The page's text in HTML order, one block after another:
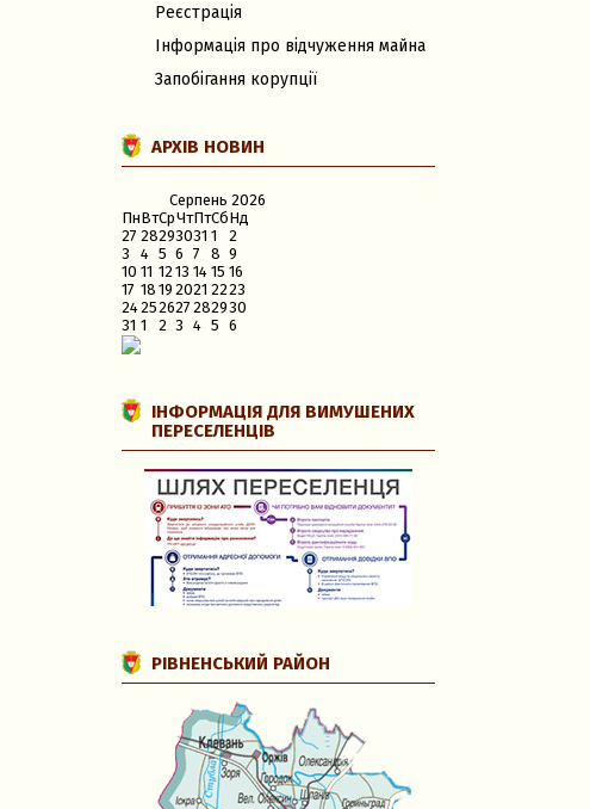
Реєстрація
Інформація про відчуження майна
Запобігання корупції
АРХІВ НОВИН
Серпень 2026
ПнВтСрЧтПтСбНд
27 28293031 1
2
3
4 5 6 7 8 9
10 11 1213 14 15 16
17 18 19 2021 2223
24252627 282930
31 1 2 3 4 5 6
ІНФОРМАЦІЯ ДЛЯ ВИМУШЕНИХ
ПЕРЕСЕЛЕНЦІВ
РІВНЕНСЬКИЙ РАЙОН